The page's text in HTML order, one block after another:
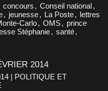
concours , Conseil national,
, jeunesse, La Poste, lettres
Carlo, OMS, prince
Stéphanie, santé,
2014
| POLITIQUE ET